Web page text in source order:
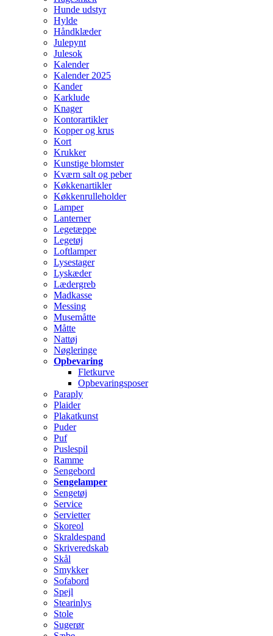
Hunde udstyr
Hylde
Håndklæder
Julepynt
Julesok
Kalender
Kalender 2025
Kander
Karklude
Knager
Kontorartikler
Kopper og krus
Kort
Krukker
Kunstige blomster
Kværn salt og peber
Køkkenartikler
Køkkenrulleholder
Lamper
Lanterner
Legetæppe
Legetøj
Loftlamper
Lysestager
Lyskæder
Lædergreb
Madkasse
Messing
Musemåtte
Måtte
Nattøj
Nøgleringe
Opbevaring
Fletkurve
Opbevaringsposer
Paraply
Plaider
Plakatkunst
Puder
Puf
Puslespil
Ramme
Sengebord
Sengelamper
Sengetøj
Service
Servietter
Skoreol
Skraldespand
Skriveredskab
Skål
Smykker
Sofabord
Spejl
Stearinlys
Stole
Sugerør